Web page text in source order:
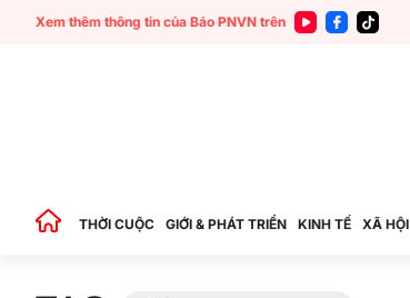
Xem thêm thông tin của Báo PNVN trên
THỜI CUỘC GIỚI & PHÁT TRIỂN KINH TẾ XÃ HỘI